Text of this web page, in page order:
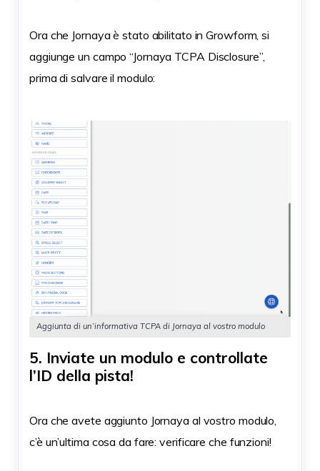
Ora che Jornaya è stato abilitato in Growform, si
aggiunge un campo “Jornaya TCPA Disclosure”,
prima di salvare il modulo:
Aggiunta di un’informativa TCPA di Jornaya al vostro modulo
5. Inviate un modulo e controllate
l’ID della pista!
Ora che avete aggiunto Jornaya al vostro modulo,
c’è un’ultima cosa da fare: verificare che funzioni!